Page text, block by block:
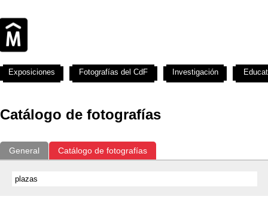
Catálogo de fotografías
General Catálogo de fotografías
Exposiciones Fotografías del CdF Investigación